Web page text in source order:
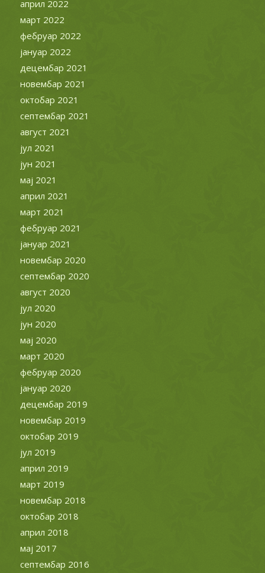
април 2022
март 2022
фебруар 2022
јануар 2022
децембар 2021
новембар 2021
октобар 2021
септембар 2021
август 2021
јул 2021
јун 2021
мај 2021
април 2021
март 2021
фебруар 2021
јануар 2021
новембар 2020
септембар 2020
август 2020
јул 2020
јун 2020
мај 2020
март 2020
фебруар 2020
јануар 2020
децембар 2019
новембар 2019
октобар 2019
јул 2019
април 2019
март 2019
новембар 2018
октобар 2018
април 2018
мај 2017
септембар 2016